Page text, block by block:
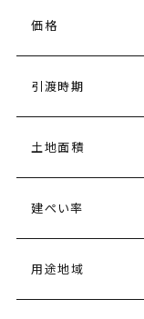
価格
引渡時期
土地面積
建ぺい率
用途地域